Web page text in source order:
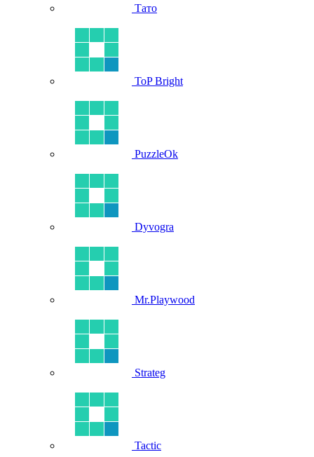
Тато
ToP Bright
PuzzleOk
Dyvogra
Mr.Playwood
Strateg
Tactic